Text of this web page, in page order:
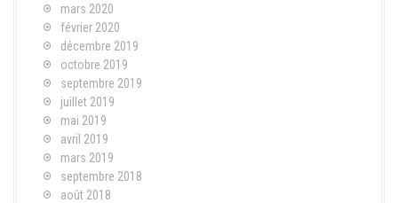
mars 2020
février 2020
décembre 2019
octobre 2019
septembre 2019
juillet 2019
mai 2019
avril 2019
mars 2019
septembre 2018
août 2018